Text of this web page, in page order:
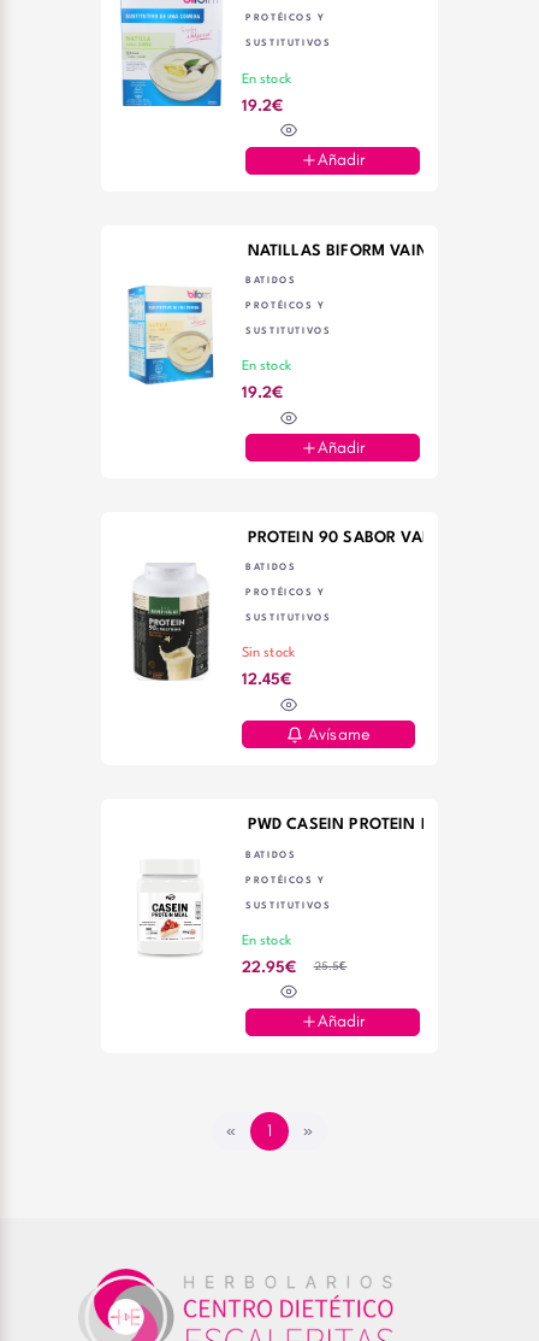
PROTÉICOS Y
SUSTITUTIVOS
En stock
19.2€
Añadir
NATILLAS BIFORM VAINILLA 6
BATIDOS
PROTÉICOS Y
SUSTITUTIVOS
En stock
19.2€
Añadir
PROTEIN 90 SABOR VAINILLA 200
BATIDOS
PROTÉICOS Y
SUSTITUTIVOS
Sin stock
12.45€
Avísame
PWD CASEIN PROTEIN MEAL TARTA
BATIDOS
PROTÉICOS Y
SUSTITUTIVOS
En stock
22.95€ 25.5€
Añadir
« 1 »